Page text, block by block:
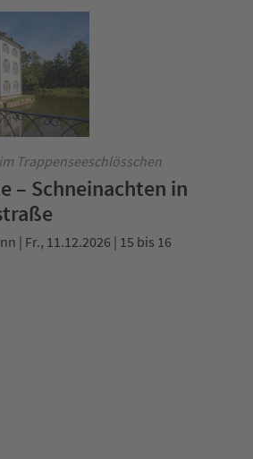
Trappenseeschlösschen
– Schneinachten in
| Fr., 11.12.2026 | 15 bis 16